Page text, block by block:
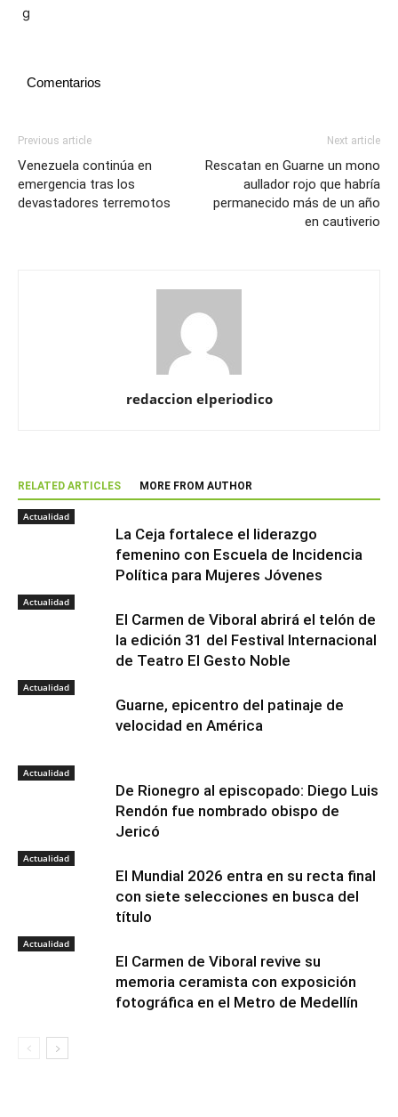
Comentarios
Previous article
Venezuela continúa en
emergencia tras los
devastadores terremotos
Next article
Rescatan en Guarne un mono
aullador rojo que habría
permanecido más de un año
en cautiverio
redaccion elperiodico
RELATED ARTICLES MORE FROM AUTHOR
Actualidad
La Ceja fortalece el liderazgo
femenino con Escuela de Incidencia
Política para Mujeres Jóvenes
Actualidad
El Carmen de Viboral abrirá el telón de
la edición 31 del Festival Internacional
de Teatro El Gesto Noble
Actualidad
Guarne, epicentro del patinaje de
velocidad en América
Actualidad
De Rionegro al episcopado: Diego Luis
Rendón fue nombrado obispo de
Jericó
Actualidad
El Mundial 2026 entra en su recta final
con siete selecciones en busca del
título
Actualidad
El Carmen de Viboral revive su
memoria ceramista con exposición
fotográfica en el Metro de Medellín